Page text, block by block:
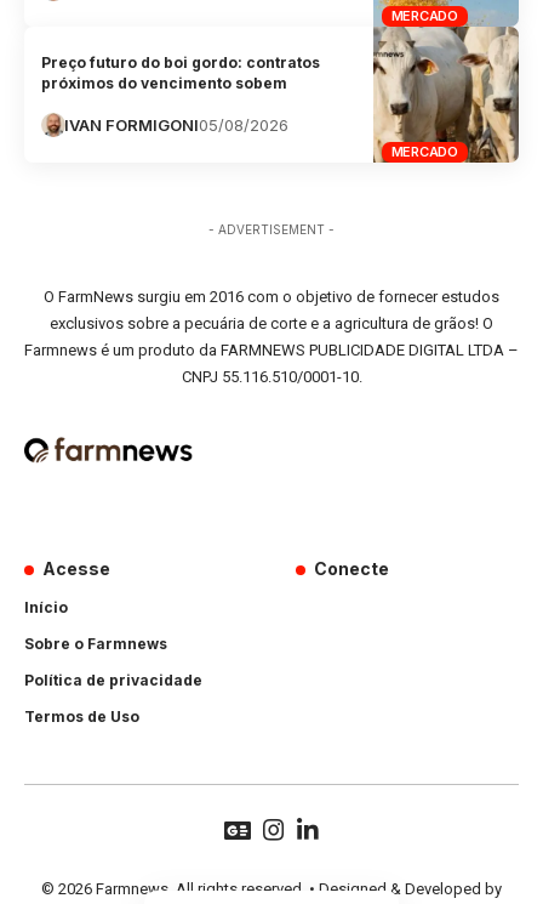
MERCADO
MERCADO
Preço futuro do boi gordo: contratos
próximos do vencimento sobem
IVAN FORMIGONI05/08/2026
- ADVERTISEMENT -
O FarmNews surgiu em 2016 com o objetivo de fornecer estudos
exclusivos sobre a pecuária de corte e a agricultura de grãos! O
Farmnews é um produto da FARMNEWS PUBLICIDADE DIGITAL LTDA –
CNPJ 55.116.510/0001-10.
Acesse
Início
Sobre o Farmnews
Política de privacidade
Termos de Uso
Conecte
© 2026 Farmnews. All rights reserved. • Designed & Developed by